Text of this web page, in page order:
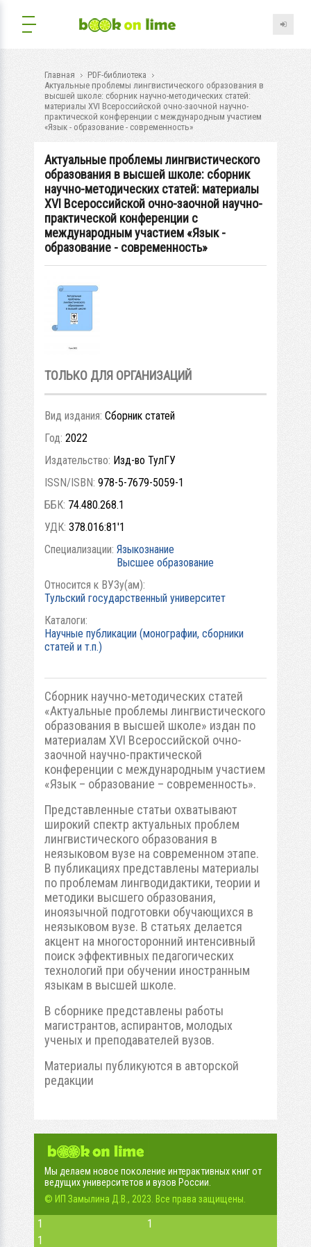
Главная
PDF-библиотека
Актуальные проблемы лингвистического образования в
высшей школе: сборник научно-методических статей:
материалы XVI Всероссийской очно-заочной научно-
практической конференции с международным участием
«Язык - образование - современность»
Актуальные проблемы лингвистического
образования в высшей школе: сборник
научно-методических статей: материалы
XVI Всероссийской очно-заочной научно-
практической конференции с
международным участием «Язык -
образование - современность»
ТОЛЬКО ДЛЯ ОРГАНИЗАЦИЙ
Вид издания: Сборник статей
Год: 2022
Издательство: Изд-во ТулГУ
ISSN/ISBN: 978-5-7679-5059-1
ББК: 74.480.268.1
УДК: 378.016:81'1
Специализации: Языкознание
Высшее образование
Относится к ВУЗу(ам):
Тульский государственный университет
Каталоги:
Научные публикации (монографии, сборники
статей и т.п.)
Сборник научно-методических статей
«Актуальные проблемы лингвистического
образования в высшей школе» издан по
материалам XVI Всероссийской очно-
заочной научно-практической
конференции с международным участием
«Язык – образование – современность».
Представленные статьи охватывают
широкий спектр актуальных проблем
лингвистического образования в
неязыковом вузе на современном этапе.
В публикациях представлены материалы
по проблемам лингводидактики, теории и
методики высшего образования,
иноязычной подготовки обучающихся в
неязыковом вузе. В статьях делается
акцент на многосторонний интенсивный
поиск эффективных педагогических
технологий при обучении иностранным
языкам в высшей школе.
В сборнике представлены работы
магистрантов, аспирантов, молодых
ученых и преподавателей вузов.
Материалы публикуются в авторской
редакции
Мы делаем новое поколение интерактивных книг от
ведущих университетов и вузов России.
© ИП Замылина Д.В., 2023. Все права защищены.
1
1
1